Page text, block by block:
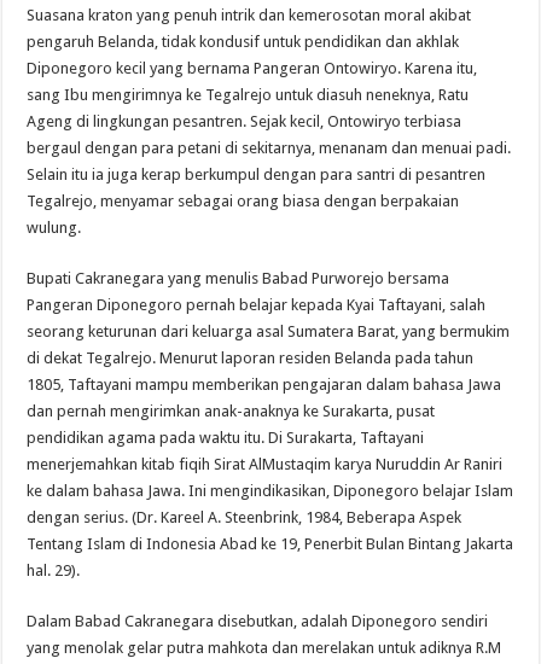
Suasana kraton yang penuh intrik dan kemerosotan moral akibat
pengaruh Belanda, tidak kondusif untuk pendidikan dan akhlak
Diponegoro kecil yang bernama Pangeran Ontowiryo. Karena itu,
sang Ibu mengirimnya ke Tegalrejo untuk diasuh neneknya, Ratu
Ageng di lingkungan pesantren. Sejak kecil, Ontowiryo terbiasa
bergaul dengan para petani di sekitarnya, menanam dan menuai padi.
Selain itu ia juga kerap berkumpul dengan para santri di pesantren
Tegalrejo, menyamar sebagai orang biasa dengan berpakaian
wulung.
Bupati Cakranegara yang menulis Babad Purworejo bersama
Pangeran Diponegoro pernah belajar kepada Kyai Taftayani, salah
seorang keturunan dari keluarga asal Sumatera Barat, yang bermukim
di dekat Tegalrejo. Menurut laporan residen Belanda pada tahun
1805, Taftayani mampu memberikan pengajaran dalam bahasa Jawa
dan pernah mengirimkan anak-anaknya ke Surakarta, pusat
pendidikan agama pada waktu itu. Di Surakarta, Taftayani
menerjemahkan kitab fiqih Sirat AlMustaqim karya Nuruddin Ar Raniri
ke dalam bahasa Jawa. Ini mengindikasikan, Diponegoro belajar Islam
dengan serius. (Dr. Kareel A. Steenbrink, 1984, Beberapa Aspek
Tentang Islam di Indonesia Abad ke 19, Penerbit Bulan Bintang Jakarta
hal. 29).
Dalam Babad Cakranegara disebutkan, adalah Diponegoro sendiri
yang menolak gelar putra mahkota dan merelakan untuk adiknya R.M